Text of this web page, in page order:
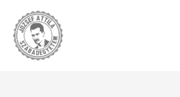
content